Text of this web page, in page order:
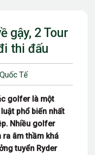
gậy, 2 Tour
thi đấu
Quốc Tế
golfer là một
phổ biến nhất
Nhiều golfer
âm thầm khá
tuyển Ryder